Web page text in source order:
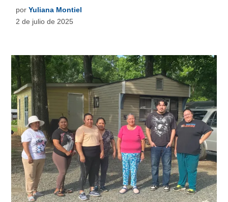
por Yuliana Montiel
2 de julio de 2025